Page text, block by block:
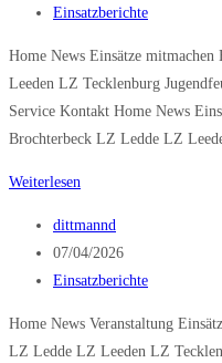
veröffentlicht:
Beitrags-
Einsatzberichte
Home News Einsätze
Leeden LZ Tecklenburg
Service Kontakt Home News
Brochterbeck LZ Ledde LZ
Weiterlesen
Tür
Beitrags-
Autor:
dittmannd
Beitrag
veröffentlicht:
07/04/2026
Beitrags-
Einsatzberichte
Home News Veranstaltung
LZ Ledde LZ Leeden LZ